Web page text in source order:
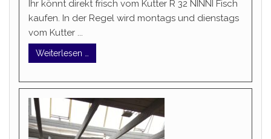
Ihr könnt direkt frisch vom Kutter R 32 NINNI Fisch
kaufen. In der Regel wird montags und dienstags
vom Kutter ...
Weiterlesen …